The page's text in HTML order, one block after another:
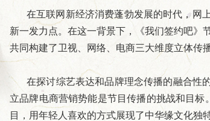
在互联网新经济消费蓬勃发展的时代，网
新一发力点。在这一背景下，《我们签约吧》
共同构建了卫视、网络、电商三大维度立体传
在探讨综艺表达和品牌理念传播的融合性
立品牌电商营销势能是节目传播的挑战和目标
目，用年轻人喜欢的方式展现了中华缘文化独